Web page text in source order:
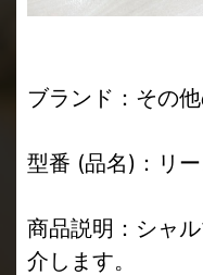
ブランド： その
型番 (品名)：リ
商品説明：シャ
介します。